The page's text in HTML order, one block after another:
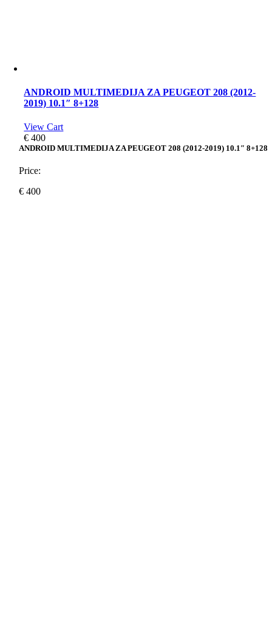
ANDROID MULTIMEDIJA ZA PEUGEOT 208 (2012-
2019) 10.1″ 8+128
View Cart
€ 400
ANDROID MULTIMEDIJA ZA PEUGEOT 208 (2012-2019) 10.1″ 8+128
Price:
€ 400